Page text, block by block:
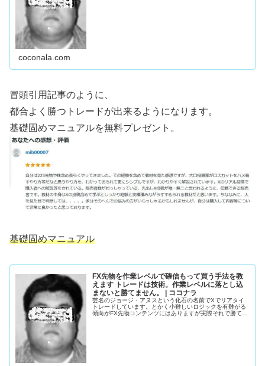
coconala.com
冒頭引用記事のように、
都合よく勝つトレードが出来るようになります。
基礎固めマニュアルを無料プレゼント。
基礎固めマニュアル
FX先物を作業レベルで確信もって買う手法を教
えます トレードは技術。作業レベルに落とし込
まないと勝てません。 | ココナラ
芸名のジョージ・アヌスという化石の名前でXでリアタイ
トレードしています。とかく小難しいロジックを有難がる
傾向がFX先物コンテンツにはありますが実際それで勝てて